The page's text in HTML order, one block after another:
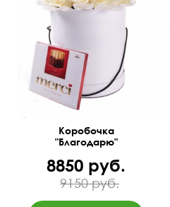
Свежие розы в коробке и
конфеты Мерси.
Коробочка
"Благодарю"
8850 руб.
9150 руб.